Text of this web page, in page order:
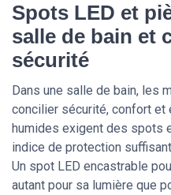
Spots LED et
salle de bain et
sécurité
Dans une salle de bain, les
concilier sécurité, confort et
humides exigent des spots
indice de protection
Un spot LED encastrable
autant pour sa lumière que